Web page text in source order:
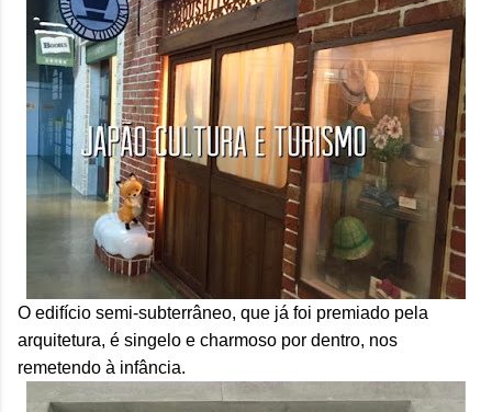
O edifício semi-subterrâneo, que já foi premiado pela
arquitetura, é singelo e charmoso por dentro, nos
remetendo à infância.